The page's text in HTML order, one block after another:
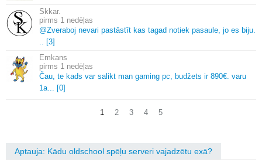
Skkar.
1 nedēļas
@Zveraboj nevari pastāstīt kas tagad notiek pasaule, jo es biju.
[3]
Emkans
1 nedēļas
Čau, te kads var salikt man gaming pc, budžets ir 890€. varu
1a.
[0]
1 2 3 4 5
Aptauja: Kādu oldschool spēļu serveri vajadzētu exā?